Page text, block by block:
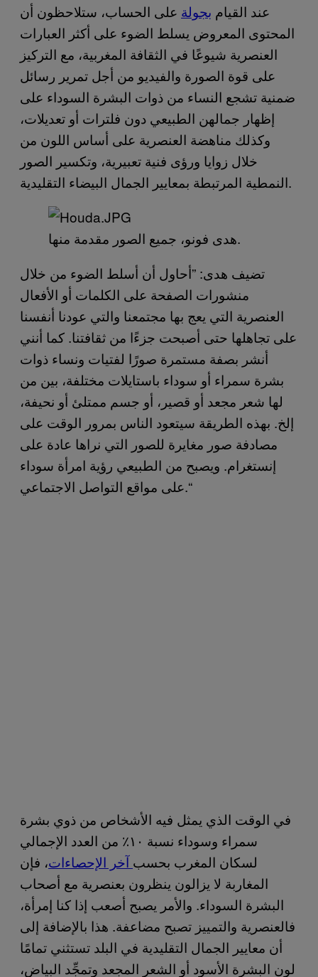
عند القيام بجولة على الحساب، ستلاحظون أن
المحتوى المعروض يسلط الضوء على أكثر العبارات
العنصرية شيوعًا في الثقافة المغربية، مع التركيز
على قوة الصورة والفيديو من أجل تمرير رسائل
ضمنية تشجع النساء من ذوات البشرة السوداء على
إظهار جمالهن الطبيعي دون فلترات أو تعديلات،
وكذلك مناهضة العنصرية على أساس اللون من
خلال زوايا ورؤى فنية تعبيرية، وتكسير الصور
النمطية المرتبطة بمعايير الجمال البيضاء التقليدية.
هدى فونو، جميع الصور مقدمة منها.
تضيف هدى: ”أحاول أن أسلط الضوء من خلال
منشورات الصفحة على الكلمات أو الأفعال
العنصرية التي يعج بها مجتمعنا والتي عودنا أنفسنا
على تجاهلها حتى أصبحت جزءًا من ثقافتنا. كما أنني
أنشر بصفة مستمرة صورًا لفتيات ونساء ذوات
بشرة سمراء أو سوداء باستايلات مختلفة، بين من
لها شعر مجعد أو قصير، أو جسم ممتلئ أو نحيفة،
إلخ. بهذه الطريقة سيتعود الناس بمرور الوقت على
مصادفة صور مغايرة للصور التي نراها عادة على
إنستغرام. ويصبح من الطبيعي رؤية امرأة سوداء
على مواقع التواصل الاجتماعي.“
في الوقت الذي يمثل فيه الأشخاص من ذوي بشرة
سمراء وسوداء نسبة ١٠٪ من العدد الإجمالي
لسكان المغرب بحسبآخر الإحصاءات، فإن
المغاربة لا يزالون ينظرون بعنصرية مع أصحاب
البشرة السوداء. والأمر يصبح أصعب إذا كنا إمرأة،
فالعنصرية والتمييز تصبح مضاعفة. هذا بالإضافة إلى
أن معايير الجمال التقليدية في البلد تستثني تمامًا
لون البشرة الأسود أو الشعر المجعد وتمجِّد البياض،